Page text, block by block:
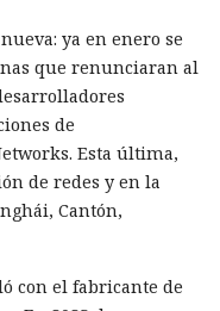
ya en enero se
que renunciaran al
de
Esta última,
de redes y en la
Cantón,
con el fabricante de